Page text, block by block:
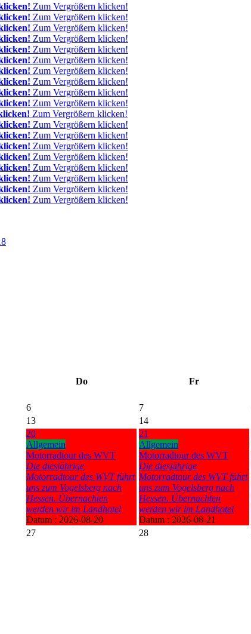
Zum Vergrößern klicken!
Zum Vergrößern klicken!
Zum Vergrößern klicken!
Zum Vergrößern klicken!
Zum Vergrößern klicken!
Zum Vergrößern klicken!
Zum Vergrößern klicken!
Zum Vergrößern klicken!
Zum Vergrößern klicken!
Zum Vergrößern klicken!
Zum Vergrößern klicken!
Zum Vergrößern klicken!
Zum Vergrößern klicken!
Zum Vergrößern klicken!
Zum Vergrößern klicken!
Zum Vergrößern klicken!
Zum Vergrößern klicken!
Zum Vergrößern klicken!
Zum Vergrößern klicken!
Do Fr
6 7
13 14
20
Allgemein
Motorradtour des WVT
Die diesjährige
Motorradtour des WVT führt
uns zum Vogelsberg nach
Hessen. Übernachten
werden wir im Landhotel
Datum : 2026-08-20
21
Allgemein
Motorradtour des WVT
Die diesjährige
Motorradtour des WVT führt
uns zum Vogelsberg nach
Hessen. Übernachten
werden wir im Landhotel
Datum : 2026-08-21
27 28